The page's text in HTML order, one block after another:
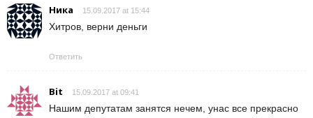
Ника 15.09.2017 at 15:44
Хитров, верни деньги
Ответить
Bit 15.09.2017 at 09:41
Нашим депутатам занятся нечем, унас все прекрасно